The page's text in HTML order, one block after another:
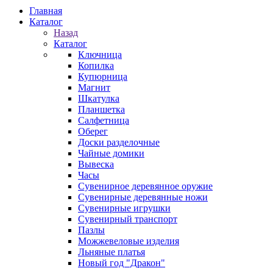
Главная
Каталог
Назад
Каталог
Ключница
Копилка
Купюрница
Магнит
Шкатулка
Планшетка
Салфетница
Оберег
Доски разделочные
Чайные домики
Вывеска
Часы
Сувенирное деревянное оружие
Сувенирные деревянные ножи
Сувенирные игрушки
Сувенирный транспорт
Пазлы
Можжевеловые изделия
Льняные платья
Новый год "Дракон"